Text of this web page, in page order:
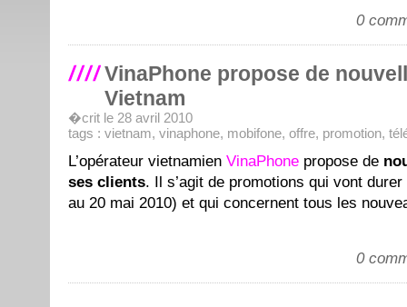
0
VinaPhone propose de
Vietnam
�crit le 28 avril 2010
tags : vietnam, vinaphone, mobifone, offre, promotion,
L’opérateur vietnamien VinaPhone propose de
ses clients. Il s’agit de promotions qui vont
au 20 mai 2010) et qui concernent tous les
0